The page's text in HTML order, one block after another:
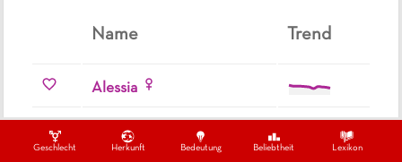
Geschlecht Herkunft Bedeutung Beliebtheit Lexikon
Name Trend
Alessia
Alena